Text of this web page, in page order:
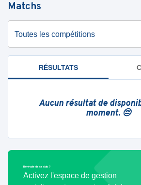
Matchs
Toutes les compétitions
RÉSULTATS
Aucun résultat de
moment. 😔
Bénévole de ce club ?
Activez l'espace de gestion